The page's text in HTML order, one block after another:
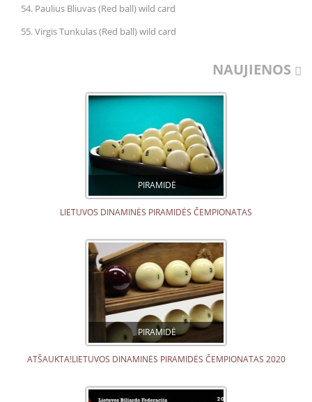
54. Paulius Bliuvas (Red ball) wild card
55. Virgis Tunkulas (Red ball) wild card
NAUJIENOS
PIRAMIDĖ
LIETUVOS DINAMINĖS PIRAMIDĖS ČEMPIONATAS
PIRAMIDĖ
ATŠAUKTA!LIETUVOS DINAMINĖS PIRAMIDĖS ČEMPIONATAS 2020